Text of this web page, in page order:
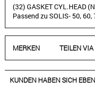
(32) GASKET CYL.HEAD
Passend zu SOLIS- 50, 60,
MERKEN TEILEN
KUNDEN HABEN SICH